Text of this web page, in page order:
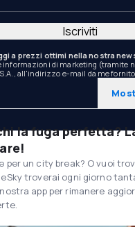
a prezzi ottimi nella nostra
informazioni di marketing (tramite
all'indirizzo e-mail da me
Iscriviti
la fuga perfetta?
per un city break? O vuoi
eSky troverai ogni giorno
app per rimanere